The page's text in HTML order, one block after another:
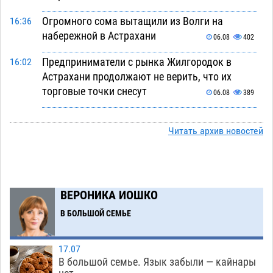
16:36
Огромного сома вытащили из Волги на
набережной в Астрахани
06.08 402
16:02
Предприниматели с рынка Жилгородок в
Астрахани продолжают не верить, что их
торговые точки снесут
06.08 389
на новой серебряной монете Банка России
в музее Пушкина в Москве
06.08 278
13:50
Мэрия Астрахани переводит городские
зеленые зоны на автоматический полив
13:13
Скончался второй ребенок после пожара в
Читать архив новостей
ВЕРОНИКА ИОШКО
В БОЛЬШОЙ СЕМЬЕ
17.07
В большой семье. Язык забыли — кайнары